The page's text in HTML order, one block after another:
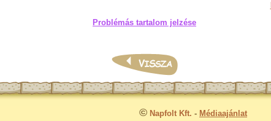
Problémás tartalom jelzése
© Napfolt Kft. - Médiaajánlat